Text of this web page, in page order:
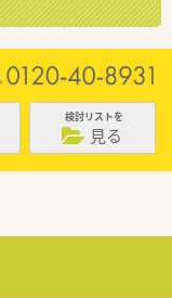
検討リストを
見る